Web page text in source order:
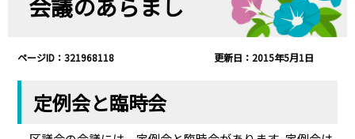
会議のあらまし
ページID：321968118 更新日：2015年5月1日
定例会と臨時会